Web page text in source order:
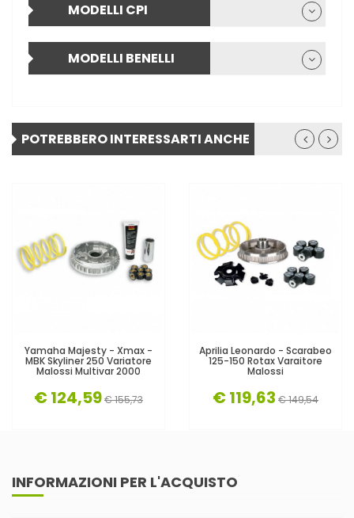
MODELLI CPI
MODELLI BENELLI
POTREBBERO INTERESSARTI ANCHE
Yamaha Majesty - Xmax -
MBK Skyliner 250 Variatore
Malossi Multivar 2000
€ 124,59€ 155,73
Aprilia Leonardo - Scarabeo
125-150 Rotax Varaitore
Malossi
€ 119,63 € 149,54
INFORMAZIONI PER L'ACQUISTO